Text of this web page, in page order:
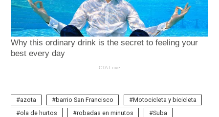
azota barrio San Francisco
Motocicleta y bicicleta
ola de hurtos
robadas en minutos Suba